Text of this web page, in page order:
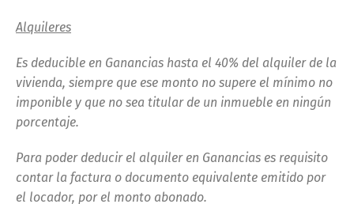
Alquileres
Es deducible en Ganancias hasta el 40% del alquiler de la
vivienda, siempre que ese monto no supere el mínimo no
imponible y que no sea titular de un inmueble en ningún
porcentaje.
Para poder deducir el alquiler en Ganancias es requisito
contar la factura o documento equivalente emitido por
el locador, por el monto abonado.